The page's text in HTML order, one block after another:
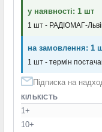
у наявності: 1 шт
1 шт - РАДІОМАГ-
на замовлення: 1
1 шт - термін
Підписка на
КІЛЬКІСТЬ
1+
10+